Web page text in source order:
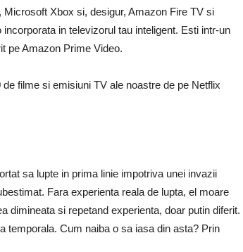
Xbox si, desigur, Amazon Fire TV si
in televizorul tau inteligent. Esti intr-un
pe Amazon Prime Video.
filme si emisiuni TV ale noastre de pe Netflix
sa lupte in prima linie impotriva unei invazii
Fara experienta reala de lupta, el moare
dimineata si repetand experienta, doar putin diferit.
temporala. Cum naiba o sa iasa din asta? Prin